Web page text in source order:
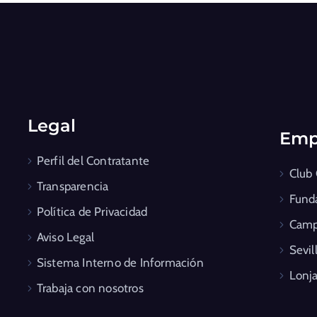
Legal
Perfil del Contratante
Transparencia
Política de Privacidad
Aviso Legal
Sistema Interno de Información
Trabaja con nosotros
Club